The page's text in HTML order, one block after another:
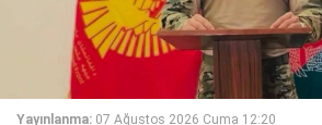
Yayınlanma: 07 Ağustos 2026 Cuma 12:20